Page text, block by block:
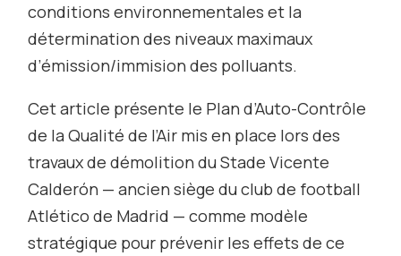
conditions environnementales et la
détermination des niveaux maximaux
d’émission/immision des polluants.
Cet article présente le Plan d’Auto-Contrôle
de la Qualité de l’Air mis en place lors des
travaux de démolition du Stade Vicente
Calderón — ancien siège du club de football
Atlético de Madrid — comme modèle
stratégique pour prévenir les effets de ce